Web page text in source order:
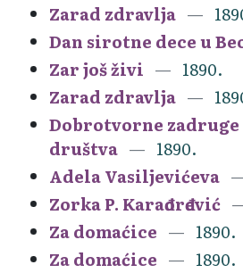
Zarad zdravlja
Dan sirotne dece u
Zar još živi
1890.
Zarad zdravlja
Dobrotvorne
društva
1890.
Adela Vasiljevićeva
Zorka P. Karađorđević
Za domaćice
1890.
Za domaćice
1890.